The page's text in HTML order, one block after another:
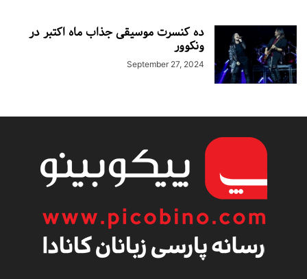
ده کنسرت موسیقی جذاب ماه اکتبر در
ونکوور
September 27, 2024